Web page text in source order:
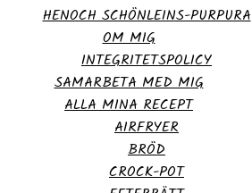
HENOCH SCHÖNLEINS-PURPURA
OM MIG
INTEGRITETSPOLICY
SAMARBETA MED MIG
ALLA MINA RECEPT
AIRFRYER
BRÖD
CROCK-POT